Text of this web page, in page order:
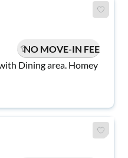
NO MOVE-IN FEE
Dining area. Homey